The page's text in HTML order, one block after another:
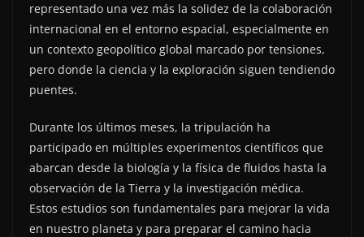
representado una vez más la solidez de la colaboración
internacional en el entorno espacial, especialmente en
un contexto geopolítico global marcado por tensiones,
pero donde la ciencia y la exploración siguen tendiendo
puentes.
Durante los últimos meses, la tripulación ha
participado en múltiples experimentos científicos que
abarcan desde la biología y la física de fluidos hasta la
observación de la Tierra y la investigación médica.
Estos estudios son fundamentales para mejorar la vida
en nuestro planeta y para preparar el camino hacia